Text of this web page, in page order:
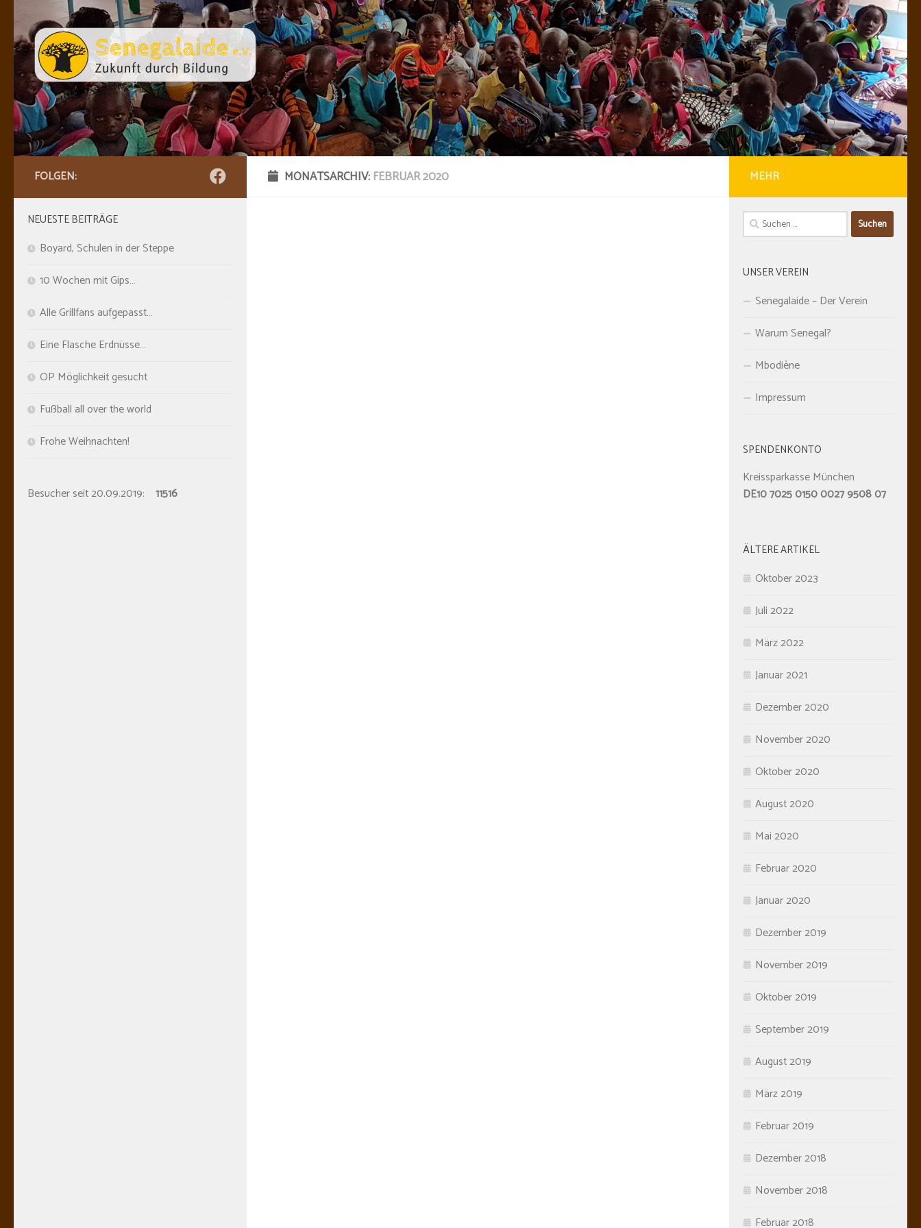
Skip to content
MONATSARCHIV: FEBRUAR 2020
FOLGEN:
NEUESTE BEITRÄGE
Boyard, Schulen in der Steppe
10 Wochen mit Gips…
Alle Grillfans aufgepasst…
Eine Flasche Erdnüsse…
OP Möglichkeit gesucht
Fußball all over the world
Frohe Weihnachten!
Besucher seit 20.09.2019: 11516
MEHR
Suchen
nach:
UNSER VEREIN
Senegalaide – Der Verein
Warum Senegal?
Mbodiène
Impressum
SPENDENKONTO
Kreissparkasse München
DE10 7025 0150 0027 9508 07
ÄLTERE ARTIKEL
Oktober 2023
Juli 2022
März 2022
Januar 2021
Dezember 2020
November 2020
Oktober 2020
August 2020
Mai 2020
Februar 2020
Januar 2020
Dezember 2019
November 2019
Oktober 2019
September 2019
August 2019
März 2019
Februar 2019
Dezember 2018
November 2018
Februar 2018